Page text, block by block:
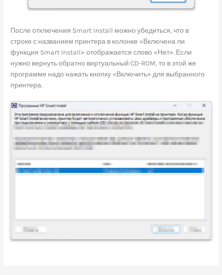
После отключения Smart Install можно убедиться, что в
строке с названием принтера в колонке «Включена ли
функция Smart Install» отображается слово «Нет». Если
нужно вернуть обратно виртуальный CD-ROM, то в этой же
программе надо нажать кнопку «Включить» для выбранного
принтера.